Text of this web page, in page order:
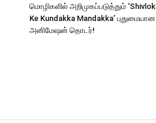
மொழிகளில் அறிமுகப்படுத்தும் ‘Shivlok
Ke Kundakka Mandakka’ புதுமையான
அனிமேஷன் தொடர்!